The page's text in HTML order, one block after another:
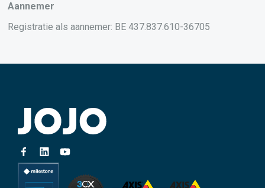
Aannemer
Registratie als aannemer: BE 437.837.610-36705